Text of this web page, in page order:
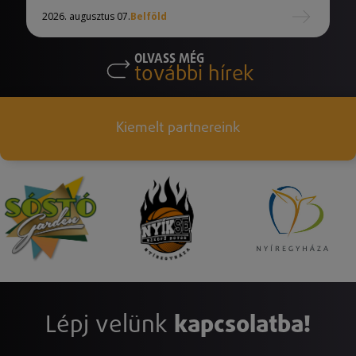
2026. augusztus 07.Belföld
OLVASS MÉG
további hírek
Kiemelt partnereink
Lépj velünk kapcsolatba!